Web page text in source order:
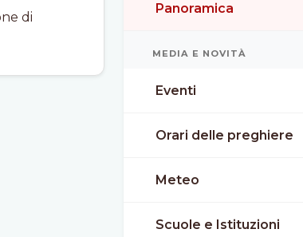
Panoramica
MEDIA E NOVITÀ
Eventi
Orari delle preghiere
Meteo
Scuole e Istituzioni